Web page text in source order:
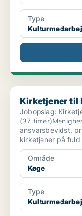
Type
Kirketjener til Køge
Kirketjener til
Jobopslag:
(37
ansvarsbevidst,
kirketjener på
Område
Køge
Type